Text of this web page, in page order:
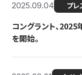
2025.09.04 プレ
コングラント、2025
を開始。